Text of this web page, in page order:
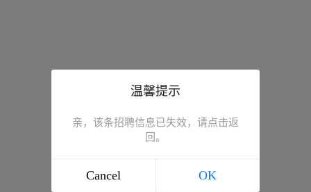
温馨提示
亲，该条招聘信息已失效，请点击返
回。
Cancel OK